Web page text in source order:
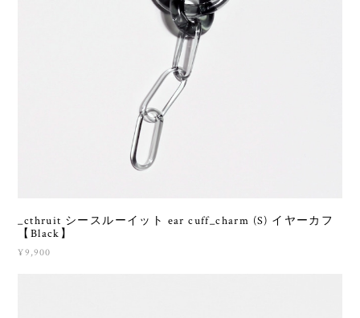
_cthruit シースルーイット ear cuff_charm (S) イヤーカフ
【Black】
¥9,900